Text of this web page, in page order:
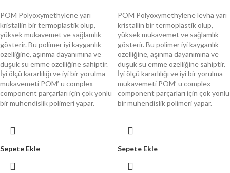
POM Polyoxymethylene yarı
kristallin bir termoplastik olup,
yüksek mukavemet ve sağlamlık
gösterir. Bu polimer iyi kayganlık
özelliğine, aşınma dayanımına ve
düşük su emme özelliğine sahiptir.
İyi ölçü kararlılığı ve iyi bir yorulma
mukavemeti POM’ u complex
component parçarları için çok yönlü
bir mühendislik polimeri yapar.
Sepete Ekle
POM Polyoxymethylene levha yarı
kristallin bir termoplastik olup,
yüksek mukavemet ve sağlamlık
gösterir. Bu polimer iyi kayganlık
özelliğine, aşınma dayanımına ve
düşük su emme özelliğine sahiptir.
İyi ölçü kararlılığı ve iyi bir yorulma
mukavemeti POM’ u complex
component parçarları için çok yönlü
bir mühendislik polimeri yapar.
Sepete Ekle